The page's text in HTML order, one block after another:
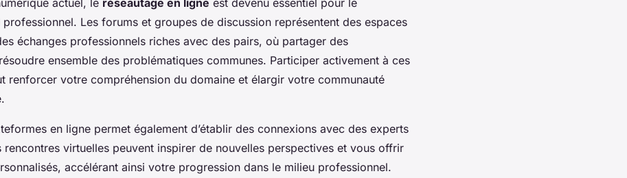
Les forums et groupes de discussion représentent des espaces
échanges professionnels riches avec des pairs, où partager des
ensemble des problématiques communes. Participer activement à ces
renforcer votre compréhension du domaine et élargir votre communauté
en ligne permet également d’établir des connexions avec des experts
rencontres virtuelles peuvent inspirer de nouvelles perspectives et vous offrir
accélérant ainsi votre progression dans le milieu professionnel.